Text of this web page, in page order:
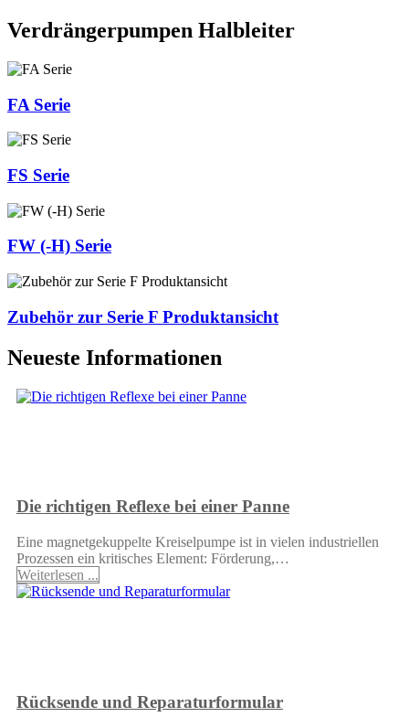
Verdrängerpumpen Halbleiter
FA Serie
FS Serie
FW (-H) Serie
Zubehör zur Serie F Produktansicht
Neueste Informationen
Die richtigen Reflexe bei einer Panne
Eine magnetgekuppelte Kreiselpumpe ist in vielen industriellen
Prozessen ein kritisches Element: Förderung,…
Weiterlesen ...
Rücksende und Reparaturformular